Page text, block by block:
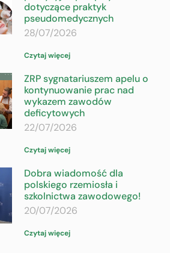
dotyczące praktyk
pseudomedycznych
28/07/2026
Czytaj więcej
ZRP sygnatariuszem apelu o
kontynuowanie prac nad
wykazem zawodów
deficytowych
22/07/2026
Czytaj więcej
Dobra wiadomość dla
polskiego rzemiosła i
szkolnictwa zawodowego!
20/07/2026
Czytaj więcej